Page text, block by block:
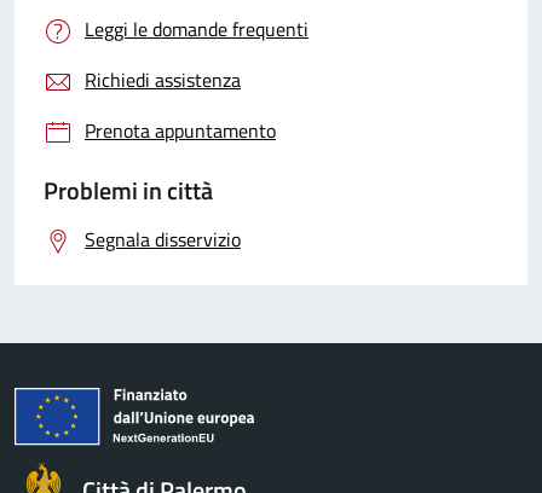
Leggi le domande frequenti
Richiedi assistenza
Prenota appuntamento
Problemi in città
Segnala disservizio